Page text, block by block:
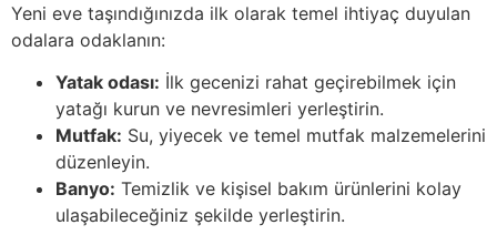
Yeni eve taşındığınızda ilk olarak temel ihtiyaç duyulan
odalara odaklanın:
Yatak odası: İlk gecenizi rahat geçirebilmek için
yatağı kurun ve nevresimleri yerleştirin.
Mutfak: Su, yiyecek ve temel mutfak malzemelerini
düzenleyin.
Banyo: Temizlik ve kişisel bakım ürünlerini kolay
ulaşabileceğiniz şekilde yerleştirin.